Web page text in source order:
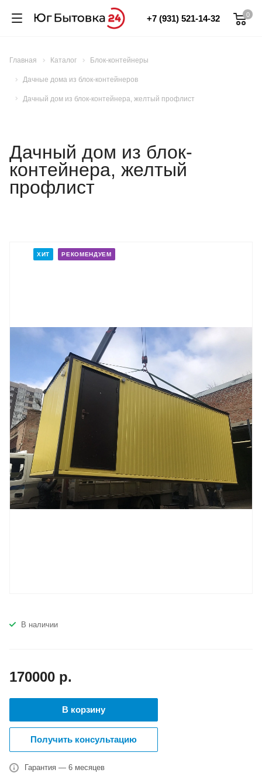
0
+7 (931) 521-14-32
Главная Каталог Блок-контейнеры
Дачные дома из блок-контейнеров
Дачный дом из блок-контейнера, желтый профлист
Дачный дом из блок-
контейнера, желтый
профлист
ХИТ РЕКОМЕНДУЕМ
В наличии
170000 р.
В корзину
Получить консультацию
Гарантия — 6 месяцев